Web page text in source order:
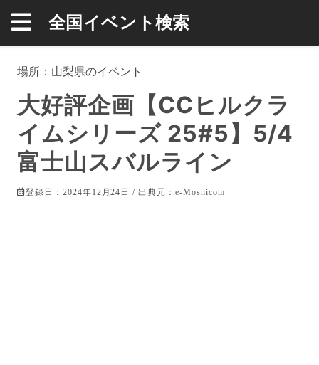
全国イベント検索
場所： 山梨県のイベント
大好評企画【CCヒルクラ
イムシリーズ 25#5】5/4
富士山スバルライン
登録日：2024年12月24日 / 出典元：e-Moshicom